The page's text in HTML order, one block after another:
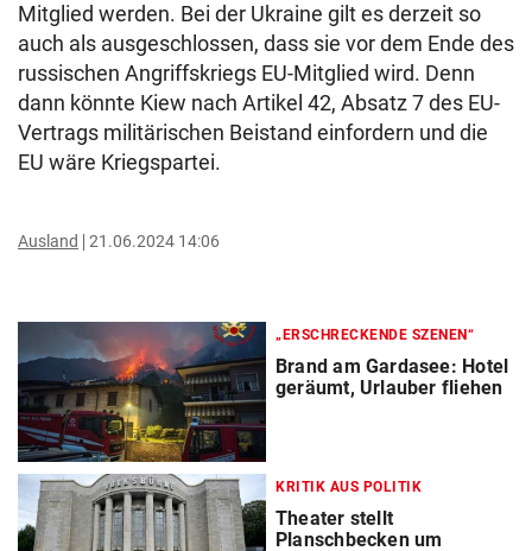
Mitglied werden. Bei der Ukraine gilt es derzeit so
auch als ausgeschlossen, dass sie vor dem Ende des
russischen Angriffskriegs EU-Mitglied wird. Denn
dann könnte Kiew nach Artikel 42, Absatz 7 des EU-
Vertrags militärischen Beistand einfordern und die
EU wäre Kriegspartei.
Ausland 21.06.2024 14:06
„ERSCHRECKENDE SZENEN“
Brand am Gardasee: Hotel
geräumt, Urlauber fliehen
KRITIK AUS POLITIK
Theater stellt
Planschbecken um